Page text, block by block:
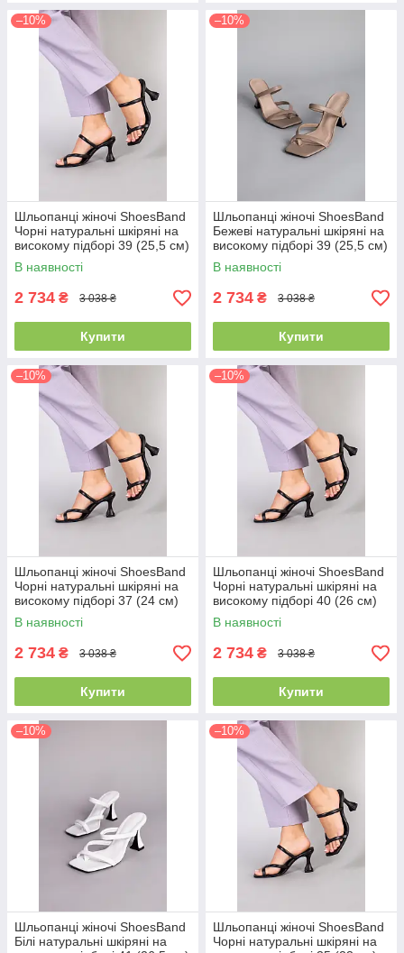
–10%
Шльопанці жіночі ShoesBand
Чорні натуральні шкіряні на
високому підборі 39 (25,5 см)
(S85001-1)
В наявності
2 734 ₴ 3 038 ₴
Купити
–10%
Шльопанці жіночі ShoesBand
Бежеві натуральні шкіряні на
високому підборі 39 (25,5 см)
(S85001-2)
В наявності
2 734 ₴ 3 038 ₴
Купити
–10%
Шльопанці жіночі ShoesBand
Чорні натуральні шкіряні на
високому підборі 37 (24 см)
(S85001-1)
В наявності
2 734 ₴ 3 038 ₴
Купити
–10%
Шльопанці жіночі ShoesBand
Чорні натуральні шкіряні на
високому підборі 40 (26 см)
(S85001-1)
В наявності
2 734 ₴ 3 038 ₴
Купити
–10%
Шльопанці жіночі ShoesBand
Білі натуральні шкіряні на
–10%
Шльопанці жіночі ShoesBand
Чорні натуральні шкіряні на